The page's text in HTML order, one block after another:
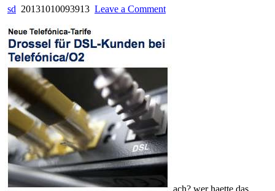
sd 20131010093913 Leave a Commenton
ach? wer haette das